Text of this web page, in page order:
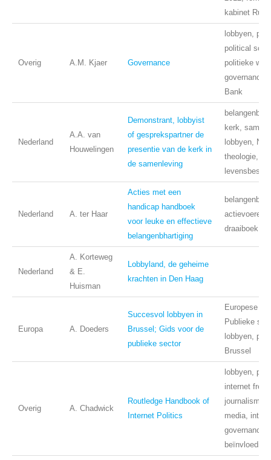
kabinet
Overig A.M. Kjaer Governance
lobbyen,
political
politieke
governance,
Bank
Nederland
A.A. van
Houwelingen
Demonstrant, lobbyist
of gesprekspartner de
presentie van de kerk in
de samenleving
kerk,
lobbyen,
theologie,
Nederland A. ter Haar
Acties met een
handicap handboek
voor leuke en effectieve
belangenbhartiging
actievoeren,
draaiboek,
Nederland
A. Korteweg
& E.
Huisman
Lobbyland, de geheime
krachten in Den Haag
Europa A. Doeders
Succesvol lobbyen in
Brussel; Gids voor de
publieke sector
Europese
Publieke
lobbyen,
Brussel
Overig A. Chadwick
Routledge Handbook of
Internet Politics
lobbyen,
internet
journalism,
media,
governance,
beïnvloeding